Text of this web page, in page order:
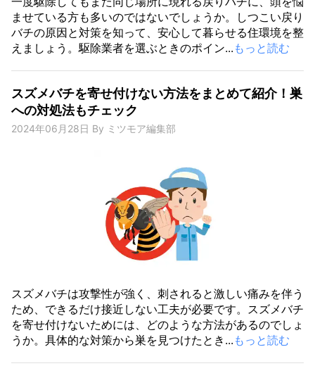
ませている方も多いのではないでしょうか。しつこい戻り
バチの原因と対策を知って、安心して暮らせる住環境を整
えましょう。駆除業者を選ぶときのポイン... もっと読む
スズメバチを寄せ付けない方法をまとめて紹介！巣
への対処法もチェック
2024年06月28日 By ミツモア編集部
スズメバチは攻撃性が強く、刺されると激しい痛みを伴う
ため、できるだけ接近しない工夫が必要です。スズメバチ
を寄せ付けないためには、どのような方法があるのでしょ
うか。具体的な対策から巣を見つけたとき... もっと読む